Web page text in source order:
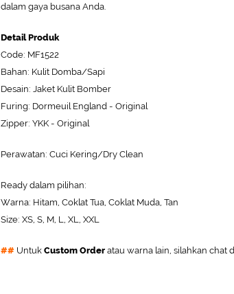
dalam gaya busana Anda.
Detail Produk
Code: MF1522
Bahan: Kulit Domba/Sapi
Desain: Jaket Kulit Bomber
Furing: Dormeuil England - Original
Zipper: YKK - Original
Perawatan: Cuci Kering/Dry Clean
Ready dalam pilihan:
Warna: Hitam, Coklat Tua, Coklat Muda, Tan
Size: XS, S, M, L, XL, XXL
## Untuk Custom Order atau warna lain, silahkan chat